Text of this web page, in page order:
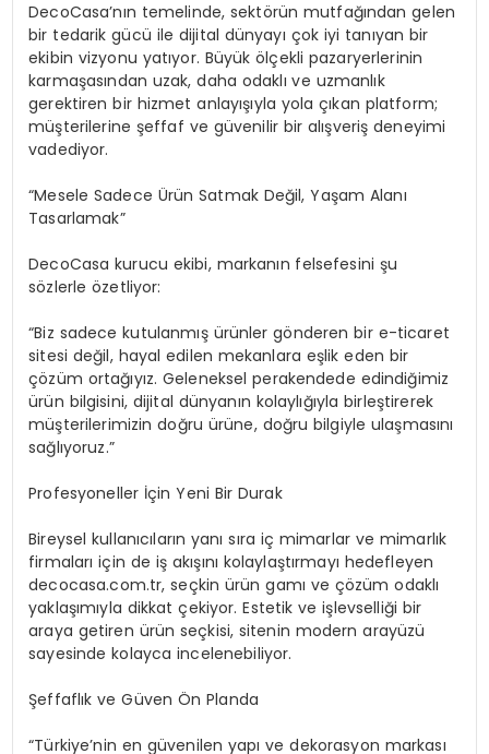
DecoCasa’nın temelinde, sektörün mutfağından gelen
bir tedarik gücü ile dijital dünyayı çok iyi tanıyan bir
ekibin vizyonu yatıyor. Büyükölçekli pazaryerlerinin
karmaşasından uzak, daha odaklı ve uzmanlık
gerektiren bir hizmet anlayışıyla yola çıkan platform;
müşterilerine şeffaf ve güvenilir bir alışveriş deneyimi
vadediyor.
“Mesele Sadece Ürün Satmak Değil, Yaşam Alanı
Tasarlamak”
DecoCasa kurucu ekibi, markanın felsefesini şu
sözlerle özetliyor:
“Biz sadece kutulanmış ürünler gönderen bir e-ticaret
sitesi değil, hayal edilen mekanlara eşlik eden bir
çözüm ortağıyız. Geleneksel perakendede edindiğimiz
ürün bilgisini, dijital dünyanın kolaylığıyla birleştirerek
müşterilerimizin doğru ürüne, doğru bilgiyle ulaşmasını
sağlıyoruz.”
Profesyoneller İçin Yeni Bir Durak
Bireysel kullanıcıların yanısıra iç mimarlar ve mimarlık
firmaları için de iş akışını kolaylaştırmayı hedefleyen
decocasa.com.tr, seçkin ürün gamı ve çözüm odaklı
yaklaşımıyla dikkat çekiyor. Estetik ve işlevselliği bir
araya getiren ürün seçkisi, sitenin modern arayüzü
sayesinde kolayca incelenebiliyor.
Şeffaflık veGüven ÖnPlanda
“Türkiye’nin en güvenilen yapı ve dekorasyon markası